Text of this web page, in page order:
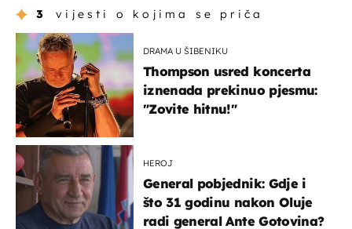
3 vijesti o kojima se priča
DRAMA U ŠIBENIKU
Thompson usred koncerta
iznenada prekinuo pjesmu:
"Zovite hitnu!"
HEROJ
General pobjednik: Gdje i
što 31 godinu nakon Oluje
radi general Ante Gotovina?